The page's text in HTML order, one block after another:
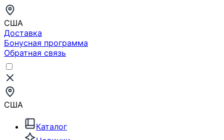
США
Доставка
Бонусная программа
Обратная связь
США
Каталог